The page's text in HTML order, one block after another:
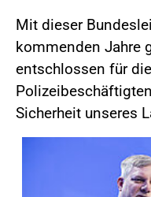
Mit dieser
kommenden Jahre
entschlossen für
Sicherheit unseres